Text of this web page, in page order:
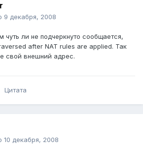
9 декабря, 2008
чуть ли не подчеркнуто сообщается,
after NAT rules are applied. Так
свой внешний адрес.
Цитата
10 декабря, 2008